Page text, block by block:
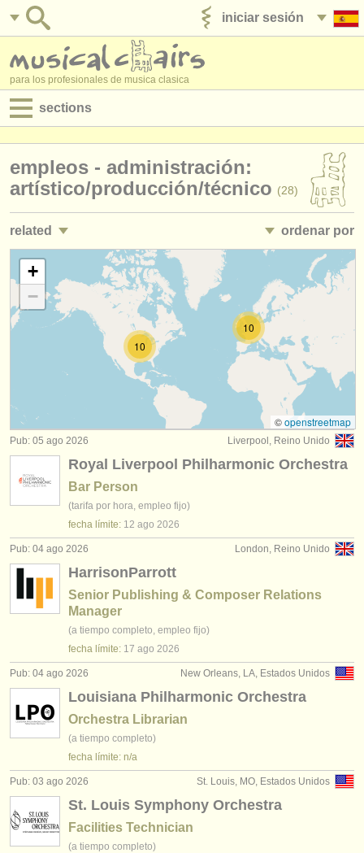
iniciar sesión
para los profesionales de musica clasica
sections
empleos - interpretación
empleos - enseñanza
empleos - administración
degree courses
cursillos
concursos
instrumentos en venta
instrumentos robados
directorios:
orquestas y teatros
conservatorios
jóvenes orquestas
musicalchairs:
acerca de musicalchairs
contáctenos
fuentes rss
noticias sobre música clásica
editor:
anúnciese con nosotros
find out about ourATS
ATS faq
empleos - administración:
artístico/producción/técnico (28)
related ordenar por
empleos - administración: dirección ejecutiva (22)
empleos - administración: marketing/ ventas (7)
empleos - administración: desarrollo (17)
empleos - administración: administratión académica (4)
empleos - administración: oficina/
recursos humanos/
departamento financiero/técnico informático
(9)
empleos - administración: educación (4)
empleos - administración: bibliotecario/
empleos - administración: board member
• publicado
• fecha límite
• país (a-z)
10
10
+
−
©openstreetmap
Liverpool, Reino Unido
Pub: 05 ago 2026
Royal Liverpool Philharmonic Orchestra
Bar Person
(tarifa por hora, empleo fijo)
fecha límite: 12 ago 2026
London, Reino Unido
Pub: 04 ago 2026
HarrisonParrott
Senior Publishing & Composer Relations
Manager
(a tiempo completo, empleo fijo)
fecha límite: 17 ago 2026
New Orleans, LA, Estados Unidos
Pub: 04 ago 2026
Louisiana Philharmonic Orchestra
Orchestra Librarian
(a tiempo completo)
fecha límite: n/a
St. Louis, MO, Estados Unidos
Pub: 03 ago 2026
St. Louis Symphony Orchestra
Facilities Technician
(a tiempo completo)